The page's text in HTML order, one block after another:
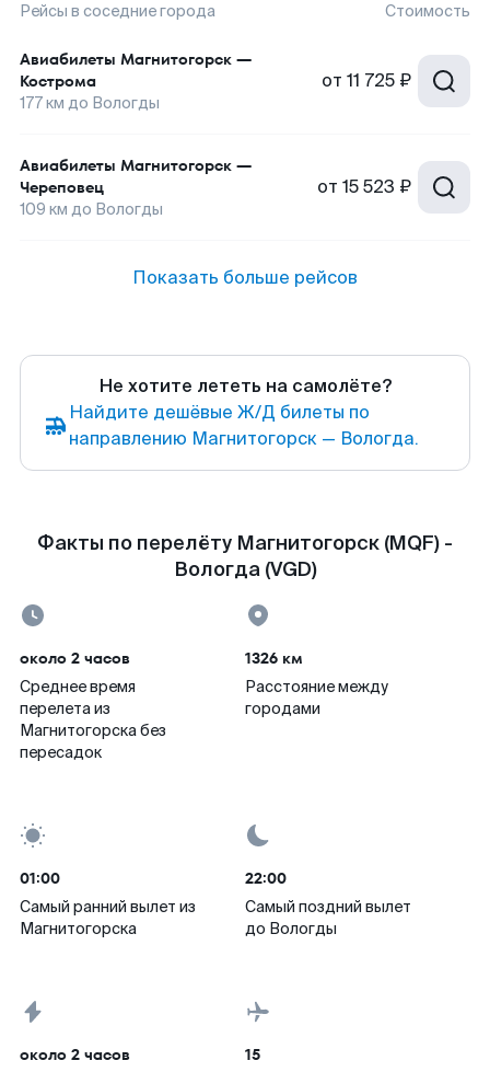
Рейсы в соседние города Стоимость
Авиабилеты Магнитогорск —
Кострома
177км до Вологды
от 11 725 ₽
Авиабилеты Магнитогорск —
Череповец
109 км до Вологды
от 15 523 ₽
Показать больше рейсов
Не хотите лететь на самолёте?
Найдите дешёвые Ж/Д билеты по
направлению Магнитогорск — Вологда.
Факты по перелёту Магнитогорск (MQF) -
Вологда (VGD)
около 2 часов
Среднее время
перелета из
Магнитогорска без
пересадок
1326 км
Расстояние между
городами
01:00
Самый ранний вылет из
Магнитогорска
22:00
Самый поздний вылет
до Вологды
около 2 часов 15